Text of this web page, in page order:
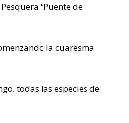
“Puente de
la cuaresma
todas las especies de